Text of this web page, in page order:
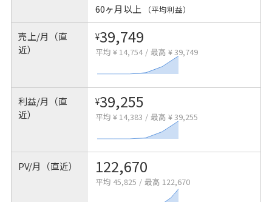
60ヶ月以上 （平均利益）
売上/月（直
近）
¥39,749
平均 ¥ 14,754 / 最高 ¥ 39,749
利益/月（直
近）
¥39,255
平均 ¥ 14,383 / 最高 ¥ 39,255
PV/月（直近） 122,670
平均 45,825 / 最高 122,670